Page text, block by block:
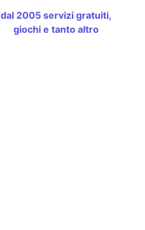
dal 2005 servizi gratuiti,
giochi e tanto altro